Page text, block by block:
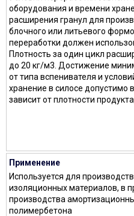
оборудования и времени
расширения гранул для
блочного или литьевого
переработки должен
Плотность за один цикл
до 20 кг/м3. Достижение
от типа вспенивателя и
хранение в силосе допустимо
зависит от плотности
Применение
Используется для
изоляционных материалов, в
производства
полимербетона